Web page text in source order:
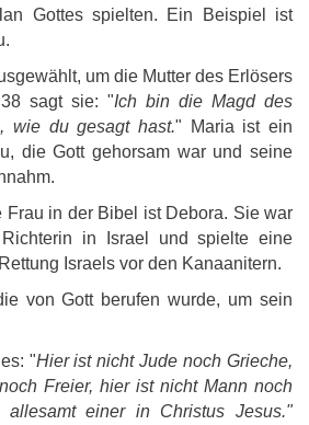
Gottes spielten. Ein Beispiel ist
um die Mutter des Erlösers
sagt sie: "Ich bin die Magd des
wie du gesagt hast." Maria ist ein
die Gott gehorsam war und seine
Frau in der Bibel ist Debora. Sie war
in Israel und spielte eine
Israels vor den Kanaanitern.
von Gott berufen wurde, um sein
"Hier ist nicht Jude noch Grieche,
Freier, hier ist nicht Mann noch
einer in Christus Jesus."